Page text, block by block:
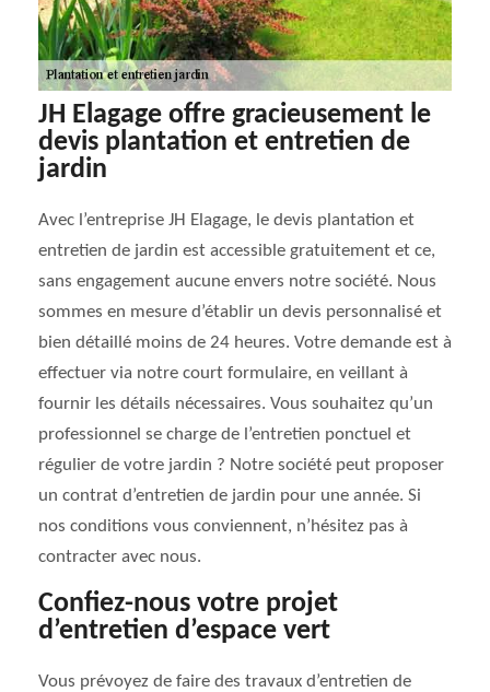
JH Elagage offre gracieusement le
devis plantation et entretien de
jardin
Avec l’entreprise JH Elagage, le devis plantation et
entretien de jardin est accessible gratuitement et ce,
sans engagement aucune envers notre société. Nous
sommes en mesure d’établir un devis personnalisé et
bien détaillé moins de 24 heures. Votre demande est à
effectuer via notre court formulaire, en veillant à
fournir les détails nécessaires. Vous souhaitez qu’un
professionnel se charge de l’entretien ponctuel et
régulier de votre jardin ? Notre société peut proposer
un contrat d’entretien de jardin pour une année. Si
nos conditions vous conviennent, n’hésitez pas à
contracter avec nous.
Confiez-nous votre projet
d’entretien d’espace vert
Vous prévoyez de faire des travaux d’entretien de